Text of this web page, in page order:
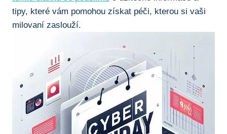
tipy, které vám pomohou získat péči, kterou si vaši
milovaní zaslouží.